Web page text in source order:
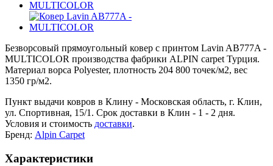
Безворсовый прямоугольный ковер с принтом Lavin AB777A -
MULTICOLOR производства фабрики ALPIN carpet Турция.
Материал ворса Polyester, плотность 204 800 точек/м2, вес
1350 гр/м2.
Пункт выдачи ковров в Клину - Московская область, г. Клин,
ул. Спортивная, 15/1. Срок доставки в Клин - 1 - 2 дня.
Условия и стоимость доставки.
Бренд: Alpin Carpet
Характеристики